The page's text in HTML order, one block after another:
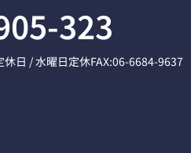
323
休日 / 水曜日定休FAX:06-6684-9637